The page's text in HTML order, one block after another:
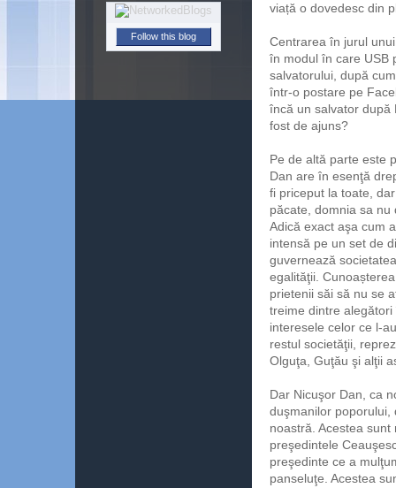
viață o dovedesc din
Centrarea în jurul
în modul în care USB
salvatorului, după
într-o postare pe
încă un salvator după
fost de ajuns?
Pe de altă parte este
Dan are în esenţă
fi priceput la toate,
păcate, domnia sa
Adică exact aşa cum
intensă pe un set de
guvernează
egalităţii.
prietenii săi să nu se
treime dintre
interesele celor ce l-
restul societăţii,
Olguţa, Guţău şi alţii
Dar Nicuşor Dan, ca
duşmanilor poporului,
noastră. Acestea
preşedintele
preşedinte ce a
panseluţe. Acestea
Follow this blog